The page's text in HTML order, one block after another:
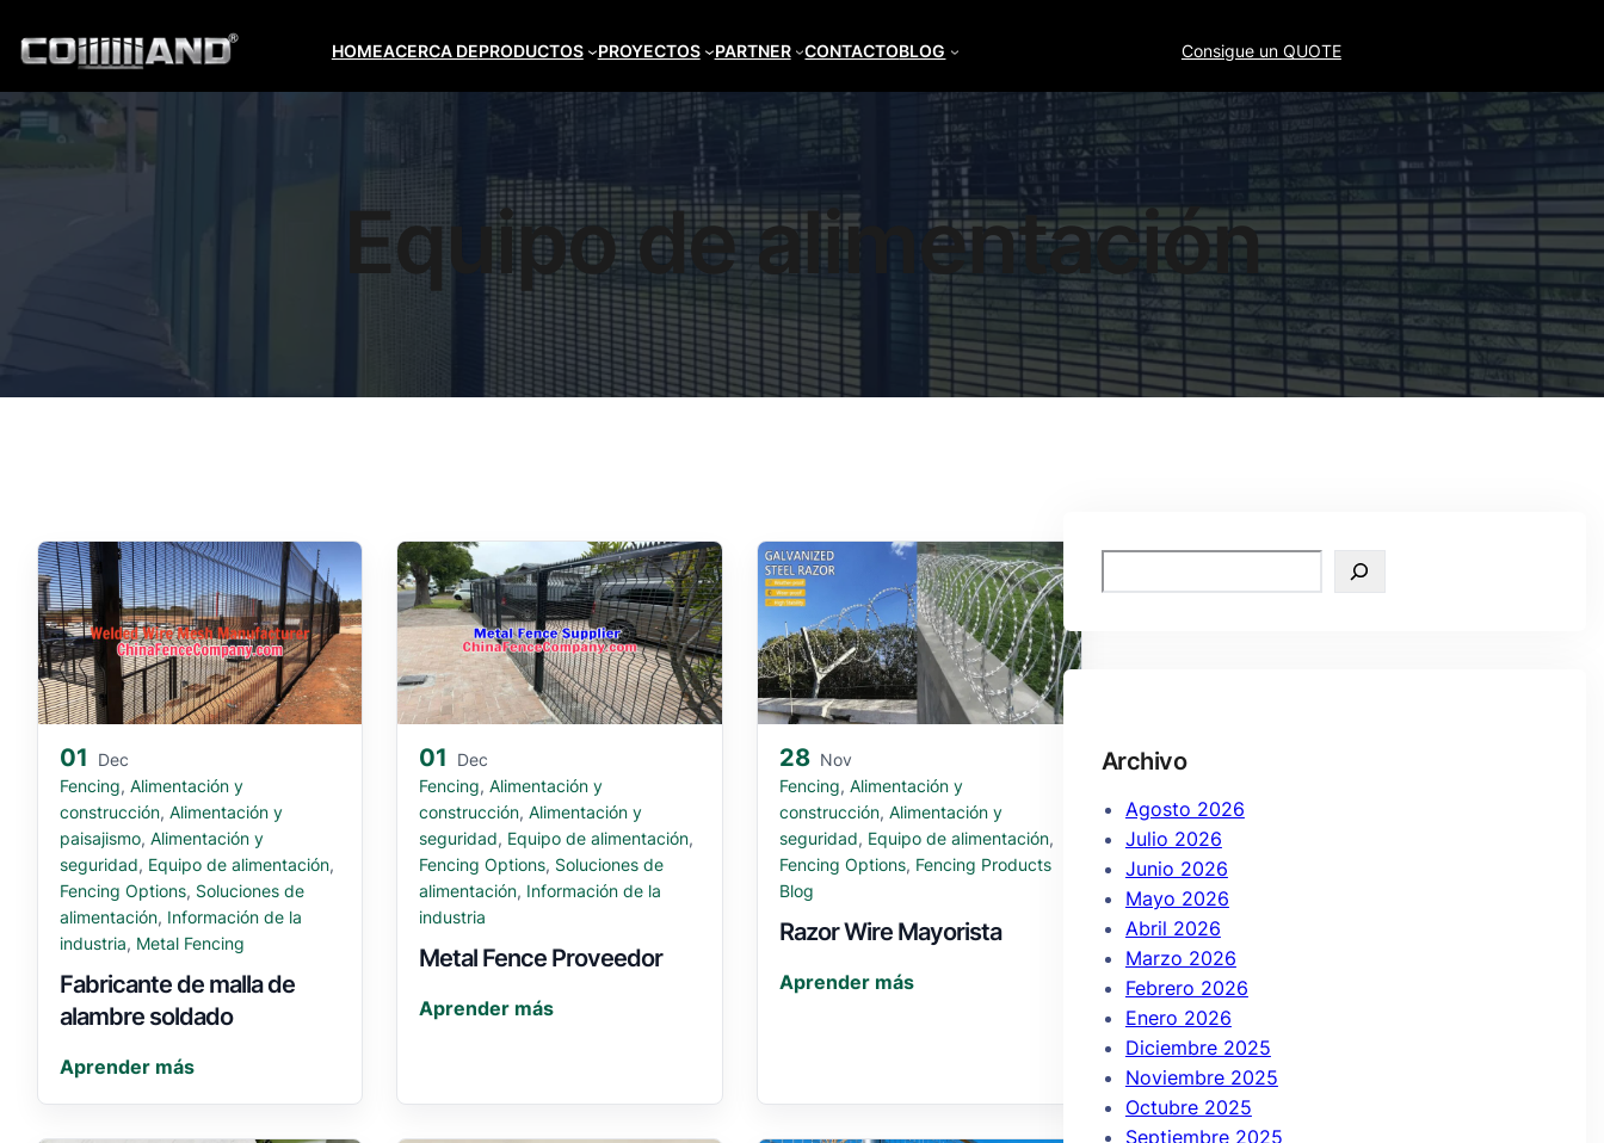
HOMEACERCA DEPRODUCTOS PROYECTOS PARTNER CONTACTOBLOG Consigue un QUOTE
Equipo de alimentación
01
Dec
Fencing, Alimentación y
construcción, Alimentación y
paisajismo, Alimentación y
seguridad, Equipo de alimentación,
Fencing Options, Soluciones de
alimentación, Información de la
industria, Metal Fencing
Fabricante de malla de
alambre soldado
Aprender más
01
Dec
Fencing,Alimentación y
construcción,Alimentación y
seguridad, Equipo de alimentación,
Fencing Options, Soluciones de
alimentación, Información de la
industria
Metal Fence Proveedor
Aprender más
28 Nov
Fencing, Alimentación y
construcción, Alimentación y
seguridad, Equipo de alimentación,
Fencing Options, Fencing Products
Blog
Razor Wire Mayorista
Aprender más
Archivo
Agosto 2026
Julio 2026
Junio 2026
Mayo 2026
Abril 2026
Marzo 2026
Febrero 2026
Enero 2026
Diciembre 2025
Noviembre 2025
Octubre 2025
Septiembre 2025